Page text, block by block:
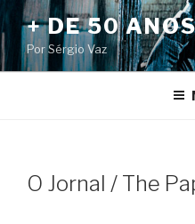
Pular
para
o
conteúdo
+ DE 50
Por Sérgio Vaz
O Jornal / The